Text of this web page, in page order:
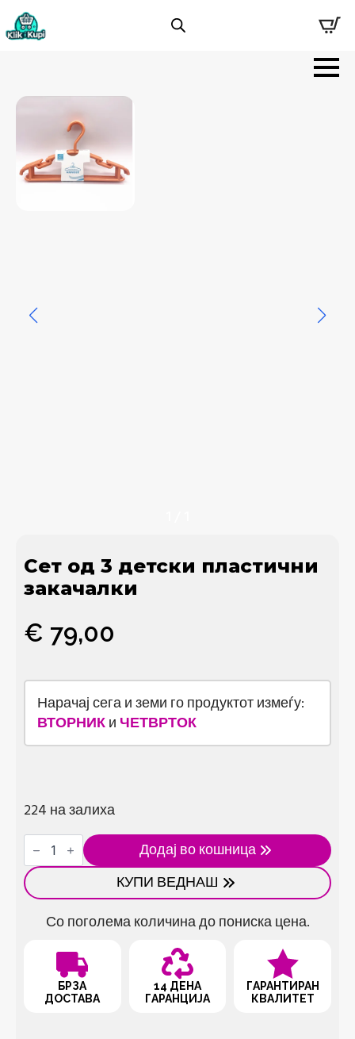
Сет од 3 детски пластични
закачалки
€ 79,00
Нарачај сега и земи го продуктот измеѓу:
ВТОРНИК и ЧЕТВРТОК
224 на залиха
Сет
од
3
детски
пластични
закачалки
количина
Додај во кошница
КУПИ ВЕДНАШ
Со поголема количина до пониска цена.
БРЗА
ДОСТАВА
14 ДЕНА
ГАРАНЦИЈА
ГАРАНТИРАН
КВАЛИТЕТ